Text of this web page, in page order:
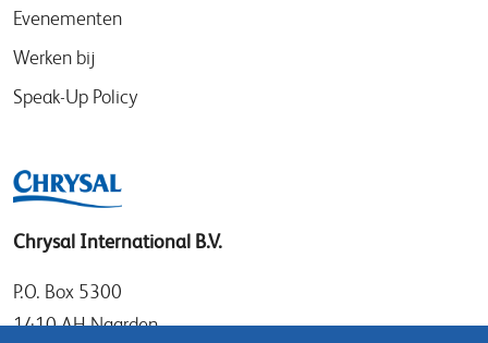
Evenementen
Werken bij
Speak-Up Policy
Chrysal International B.V.
P.O. Box 5300
1410 AH Naarden